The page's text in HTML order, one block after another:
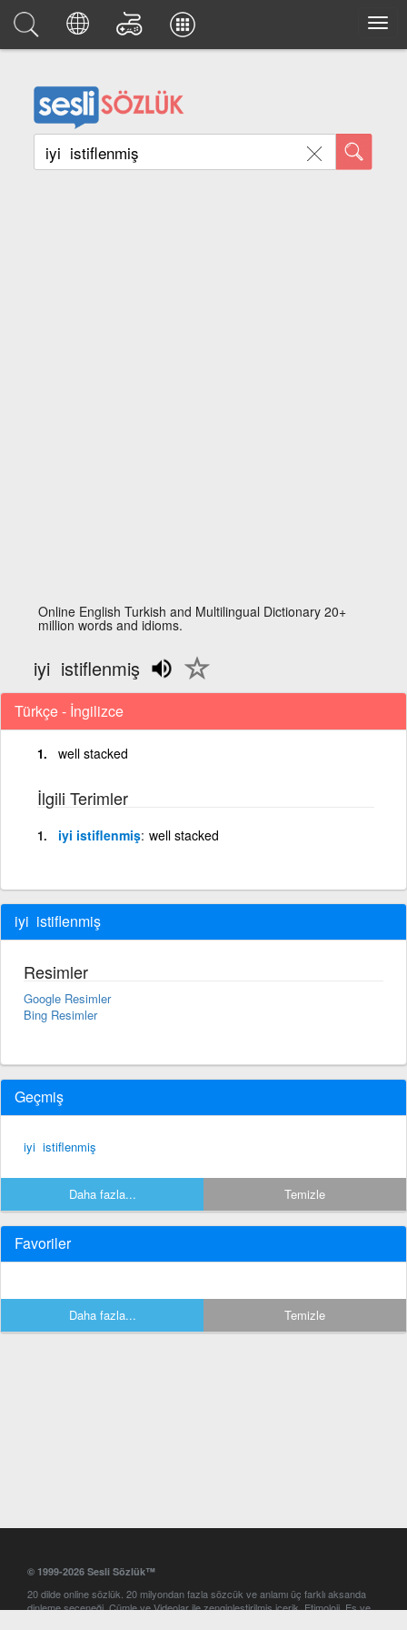
Online English Turkish and Multilingual Dictionary 20+
million words and idioms.
iyi istiflenmiş
Türkçe - İngilizce
well stacked
İlgili Terimler
iyi istiflenmiş well stacked
iyi istiflenmiş
Resimler
Google Resimler
Bing Resimler
Geçmiş
iyi istiflenmiş
Daha fazla... Temizle
Favoriler
Daha fazla... Temizle
© 1999-2026 Sesli Sözlük™
20 dilde online sözlük. 20 milyondan fazla sözcük ve anlamı üç farklı aksanda
dinleme seçeneği. Cümle ve Videolar ile zenginleştirilmiş içerik. Etimoloji, Eş ve